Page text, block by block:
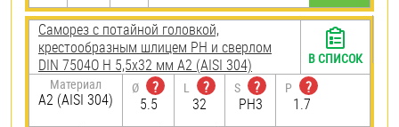
Саморез с потайной головкой,
крестообразным шлицем PH и сверлом
DIN 7504O H 5,5х32 мм А2 (AISI 304)
Материал
А2 (AISI 304)
Ø
?
5.5
L
?
32
S
?
PH3
P
?
1.7
В СПИСОК